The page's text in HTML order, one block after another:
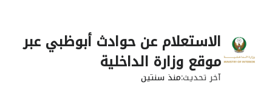
الاستعلام عن حوادث أبوظبي عبر
موقع وزارة الداخلية
آخر تحديثمنذ سنتين